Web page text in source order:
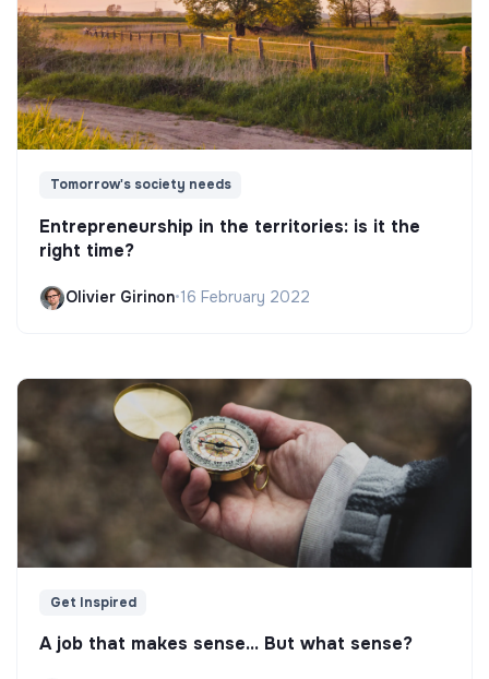
Tomorrow's society needs
Entrepreneurship in the territories: is it the
right time?
Olivier Girinon•16 February 2022
Get Inspired
A job that makes sense... But what sense?